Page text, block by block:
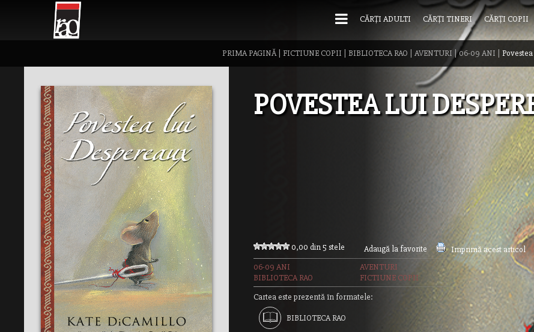
CĂRȚI ADULTI CĂRȚI TINERI CĂRȚI COPII
PRIMA PAGINĂ| FICTIUNE COPII BIBLIOTECA RAO AVENTURI |06-09 ANI
POVESTEA LUI
0,00 din 5 stele Adaugă la favorite
Imprimă acest articol
06-09 ANI
AVENTURI
BIBLIOTECA RAO
FICTIUNE COPII
Cartea este prezentă în formatele:
BIBLIOTECA RAO